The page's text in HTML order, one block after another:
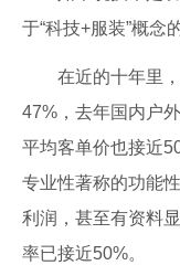
于“科技+服装”概念
在近的十年里，
47%，去年国内户
平均客单价也接近
专业性著称的功能
利润，甚至有资料
率已接近50%。